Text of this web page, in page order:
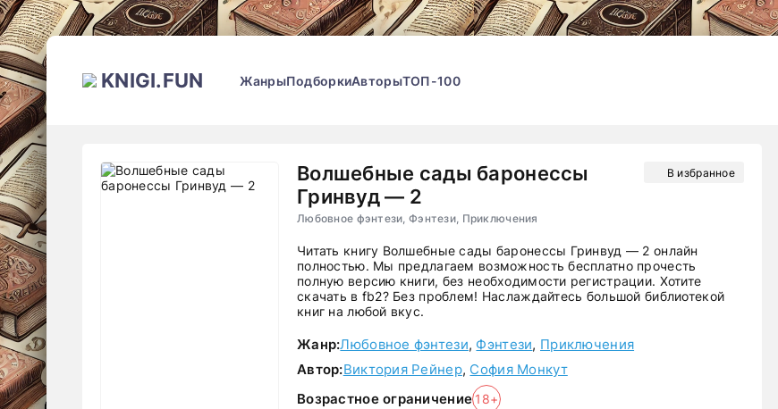
KNIGI.FUN ЖанрыПодборкиАвторыТОП-100
Волшебные сады баронессы
Гринвуд — 2
Любовное фэнтези, Фэнтези, Приключения
В избранное
Читать книгу Волшебные сады баронессы Гринвуд — 2 онлайн
полностью. Мы предлагаем возможность бесплатно прочесть
полную версию книги, без необходимости регистрации. Хотите
скачать в fb2? Без проблем! Наслаждайтесь большой библиотекой
книг на любой вкус.
Жанр:Любовное фэнтези, Фэнтези, Приключения
Автор:Виктория Рейнер, София Монкут
Возрастное ограничение 18+